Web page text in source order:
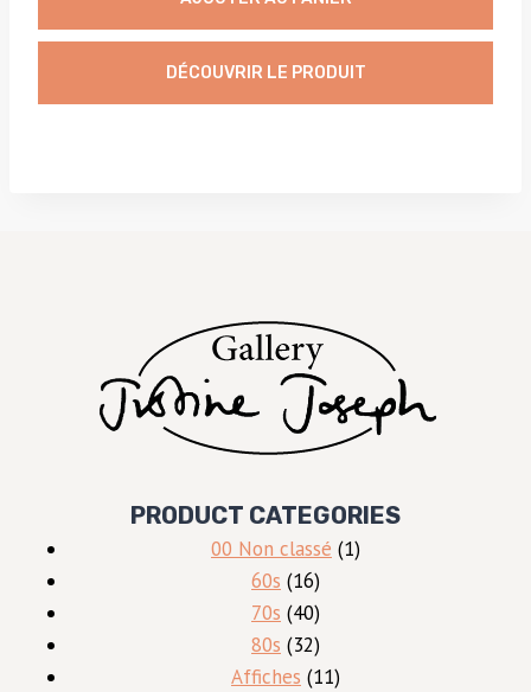
DÉCOUVRIR LE PRODUIT
PRODUCT CATEGORIES
00 Non classé 11
60s 1616
produits
70s 4040
produits
80s 3232
produits
Affiches 1111